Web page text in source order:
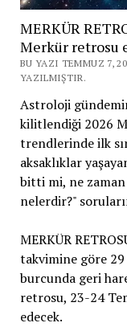
MERKÜR
Merkür retrosu
BU YAZI TEMMUZ 7,
YAZILMIŞTIR.
Astroloji
kilitlendiği 2026
trendlerinde ilk
aksaklıklar
bitti mi, ne
nelerdir?"
MERKÜR
takvimine göre
burcunda geri
retrosu, 23-24
edecek.